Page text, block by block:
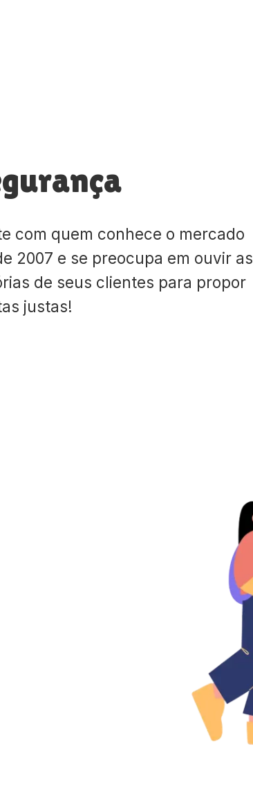
com quem conhece o mercado
2007 e se preocupa em ouvir as
de seus clientes para propor
justas!